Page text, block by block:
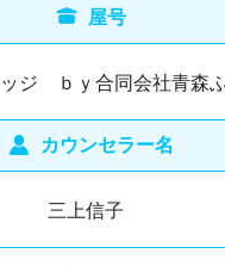
屋号
ジ ｂｙ合同会社青森
カウンセラー名
三上信子